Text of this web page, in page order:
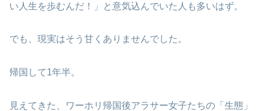
い人生を歩むんだ！」と意気込んでいた人も多いはず。
でも、現実はそう甘くありませんでした。
帰国して1年半。
見えてきた、ワーホリ帰国後アラサー女子たちの「生態」